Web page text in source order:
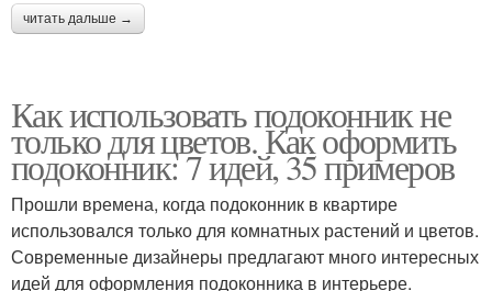
читать дальше →
Как использовать подоконник не
только для цветов. Как оформить
подоконник: 7 идей, 35 примеров
Прошли времена, когда подоконник в квартире
использовался только для комнатных растений и цветов.
Современные дизайнеры предлагают много интересных
идей для оформления подоконника в интерьере.